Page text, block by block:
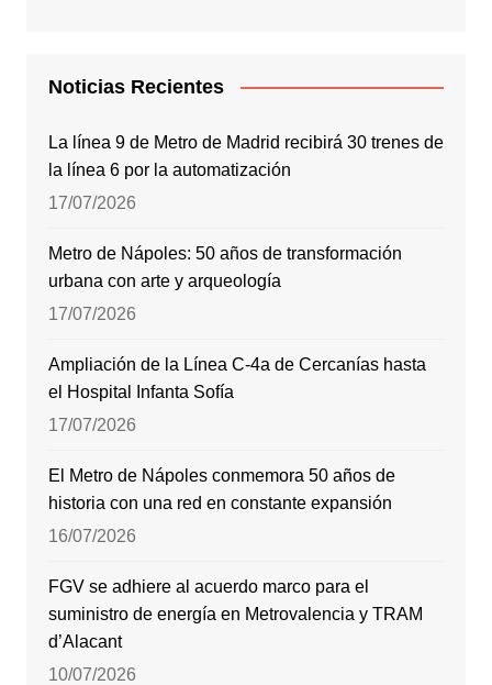
Noticias Recientes
La línea 9 de Metro de Madrid recibirá 30 trenes de
la línea 6 por la automatización
17/07/2026
Metro de Nápoles: 50 años de transformación
urbana con arte y arqueología
17/07/2026
Ampliación de la Línea C-4a de Cercanías hasta
el Hospital Infanta Sofía
17/07/2026
El Metro de Nápoles conmemora 50 años de
historia con una red en constante expansión
16/07/2026
FGV se adhiere al acuerdo marco para el
suministro de energía en Metrovalencia y TRAM
d’Alacant
10/07/2026